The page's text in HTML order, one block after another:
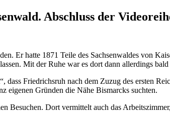
Abschluss der
Er hatte 1871 Teile des Sachsenwaldes von
Mit der Ruhe war es dort dann allerdings
Friedrichsruh nach dem Zuzug des ersten
eigenen Gründen die Nähe Bismarcks suchten.
Besuchen. Dort vermittelt auch das